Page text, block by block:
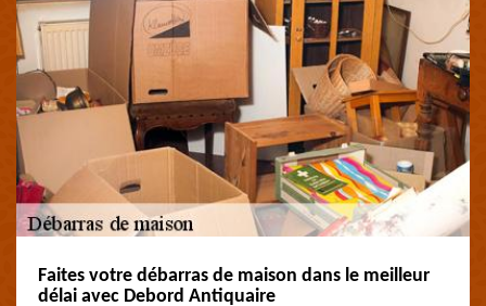
Faites votre débarras de maison dans le meilleur
délai avec Debord Antiquaire